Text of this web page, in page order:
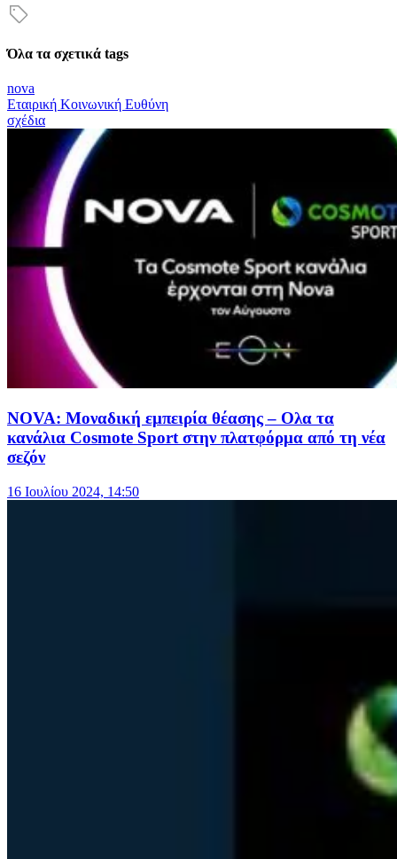
Όλα τα σχετικά tags
nova
Εταιρική Κοινωνική Ευθύνη
σχέδια
NOVA: Μοναδική εμπειρία θέασης – Ολα τα
κανάλια Cosmote Sport στην πλατφόρμα από τη νέα
σεζόν
16 Ιουλίου 2024, 14:50